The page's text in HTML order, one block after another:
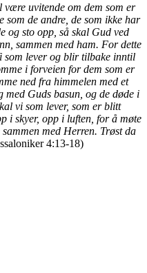
uvitende om dem som er
som de andre, de som ikke har
og sto opp, så skal Gud ved
sammen med ham. For dette
som lever og blir tilbake inntil
i forveien for dem som er
ned fra himmelen med et
med Guds basun, og de døde i
vi som lever, som er blitt
i skyer, opp i luften, for å møte
med Herren. Trøst da
4:13-18)